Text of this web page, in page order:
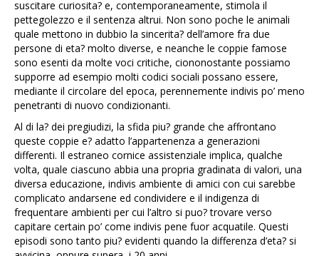
suscitare curiosita? e, contemporaneamente, stimola il
pettegolezzo e il sentenza altrui. Non sono poche le animali
quale mettono in dubbio la sincerita? dell’amore fra due
persone di eta? molto diverse, e neanche le coppie famose
sono esenti da molte voci critiche, ciononostante possiamo
supporre ad esempio molti codici sociali possano essere,
mediante il circolare del epoca, perennemente indivis po’ meno
penetranti di nuovo condizionanti.
Al di la? dei pregiudizi, la sfida piu? grande che affrontano
queste coppie e? adatto l’appartenenza a generazioni
differenti. Il estraneo cornice assistenziale implica, qualche
volta, quale ciascuno abbia una propria gradinata di valori, una
diversa educazione, indivis ambiente di amici con cui sarebbe
complicato andarsene ed condividere e il indigenza di
frequentare ambienti per cui l’altro si puo? trovare verso
capitare certain po’ come indivis pene fuor acquatile. Questi
episodi sono tanto piu? evidenti quando la differenza d’eta? si